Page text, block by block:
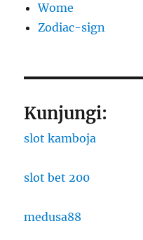
Wome
Zodiac-sign
Kunjungi:
slot kamboja
slot bet 200
medusa88